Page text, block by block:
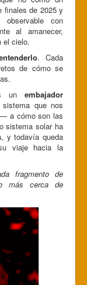
finales de 2025 y
con
al amanecer,
el cielo.
. Cada
de cómo se
un embajador
que nos
a cómo son las
sistema solar ha
, y todavía queda
viaje hacia la
fragmento de
más cerca de